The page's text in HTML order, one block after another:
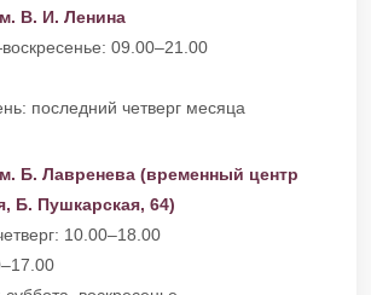
В. И. Ленина
09.00–21.00
последний четверг месяца
Б. Лавренева (временный центр
Б. Пушкарская, 64)
10.00–18.00